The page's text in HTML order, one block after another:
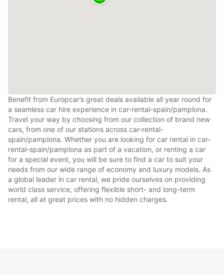
Benefit from Europcar’s great deals available all year round for
a seamless car hire experience in car-rental-spain/pamplona.
Travel your way by choosing from our collection of brand new
cars, from one of our stations across car-rental-
spain/pamplona. Whether you are looking for car rental in car-
rental-spain/pamplona as part of a vacation, or renting a car
for a special event, you will be sure to find a car to suit your
needs from our wide range of economy and luxury models. As
a global leader in car rental, we pride ourselves on providing
world class service, offering flexible short- and long-term
rental, all at great prices with no hidden charges.